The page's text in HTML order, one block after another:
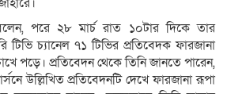
পরে ২৮ মার্চ রাত ১০টার দিকে তার
চ্যানেল ৭১ টিভির প্রতিবেদক ফারজানা
পড়ে। প্রতিবেদন থেকে তিনি জানতে পারেন,
উল্লিখিত প্রতিবেদনটি দেখে ফারজানা রূপা